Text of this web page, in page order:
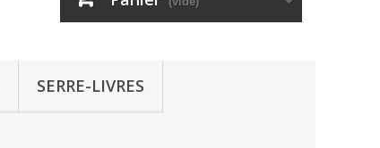
SERRE-LIVRES